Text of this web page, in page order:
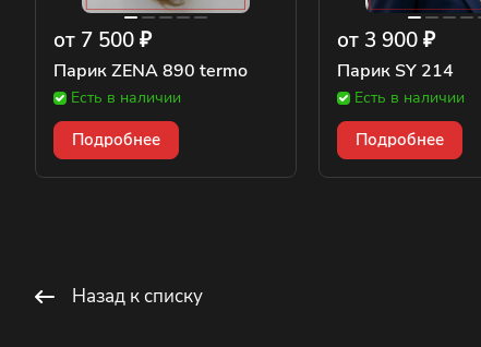
от 7 500 ₽
Парик ZENA 890 termo
Есть в наличии
Подробнее
от 3 900 ₽
Парик SY 214
Есть в наличии
Подробнее
Назад к списку